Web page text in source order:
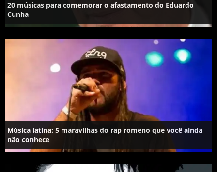
20 músicas para comemorar o afastamento do Eduardo
Cunha
Música latina: 5 maravilhas do rap romeno que você ainda
não conhece